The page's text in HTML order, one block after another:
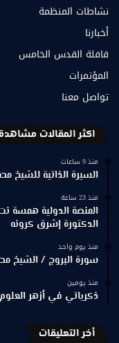
نشاطات المنظمة
أخبارنا
قافلة القدس الخامس
المؤتمرات
تواصل معنا
اكثر المقالات مشاهدة
منذ 9 ساعات
السيرة الذاتية للشيخ
منذ 23 ساعة
المنصة الدولية همسة
الدكتورة إشرق كرونه
منذ يوم واحد
سورة البروج / الشيخ
منذ يومين
ذكرياتي في أزهر
أخر التعليقات